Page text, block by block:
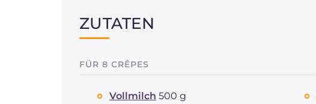
ZUTATEN
FÜR 8 CRÊPES
Vollmilch 500 g